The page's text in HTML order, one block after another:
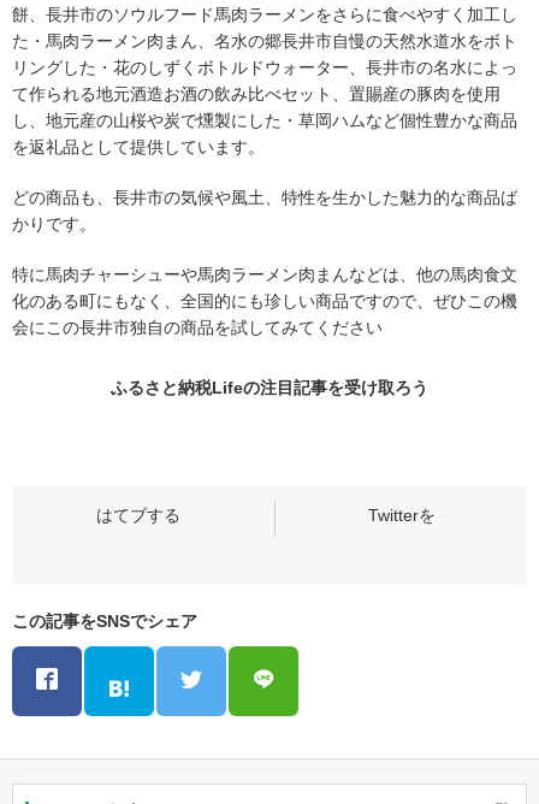
餅、長井市のソウルフード馬肉ラーメンをさらに食べやすく加工し
た・馬肉ラーメン肉まん、名水の郷長井市自慢の天然水道水をボト
リングした・花のしずくボトルドウォーター、長井市の名水によっ
て作られる地元酒造お酒の飲み比べセット、置賜産の豚肉を使用
し、地元産の山桜や炭で燻製にした・草岡ハムなど個性豊かな商品
を返礼品として提供しています。
どの商品も、長井市の気候や風土、特性を生かした魅力的な商品ば
かりです。
特に馬肉チャーシューや馬肉ラーメン肉まんなどは、他の馬肉食文
化のある町にもなく、全国的にも珍しい商品ですので、ぜひこの機
会にこの長井市独自の商品を試してみてください
ふるさと納税Lifeの注目記事を受け取ろう
この記事をSNSでシェア